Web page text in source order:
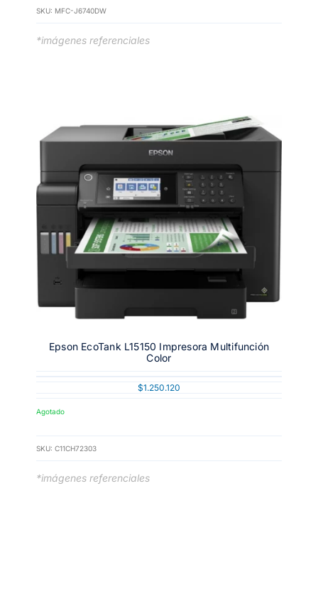
SKU: MFC-J6740DW
*imágenes referenciales
Epson EcoTank L15150 Impresora Multifunción
Color
$1.250.120
Agotado
SKU: C11CH72303
*imágenes referenciales